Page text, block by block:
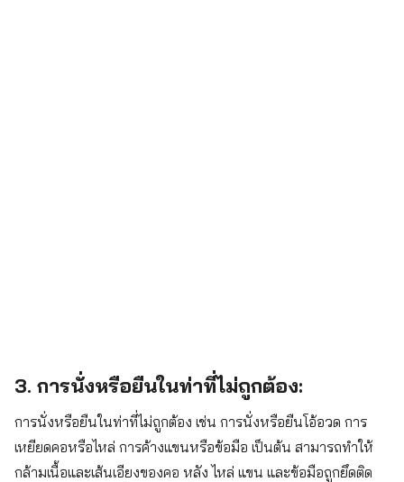
3. การนั่งหรือยืนในท่าที่ไม่ถูกต้อง:
การนั่งหรือยืนในท่าที่ไม่ถูกต้อง เช่น การนั่งหรือยืนโอ้อวด การ
เหยียดคอหรือไหล่ การค้างแขนหรือข้อมือ เป็นต้น สามารถทำให้
กล้ามเนื้อและเส้นเอียงของคอ หลัง ไหล่ แขน และข้อมือถูกยึดติด